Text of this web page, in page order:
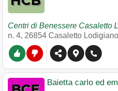
Centri di Benessere Casaletto
n. 4, 26854 Casaletto Lodigiano
Baietta carlo ed